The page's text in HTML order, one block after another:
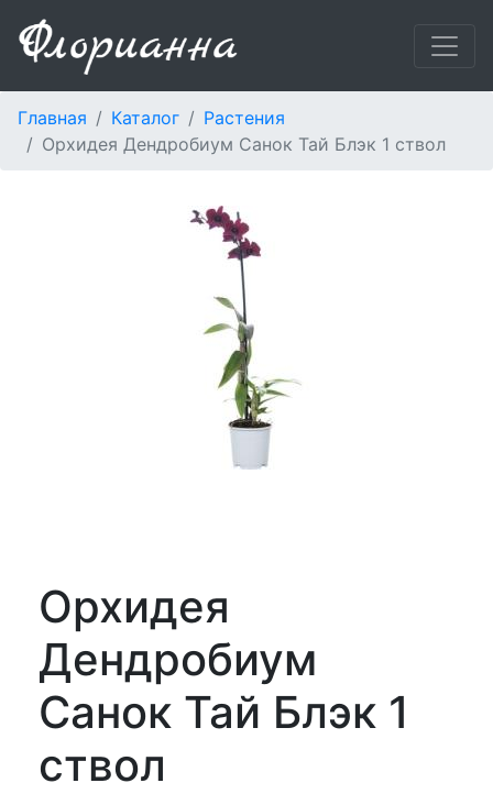
Главная Каталог
Растения
Орхидея Дендробиум Санок Тай Блэк 1 ствол
Орхидея
Дендробиум
Санок Тай Блэк 1
ствол